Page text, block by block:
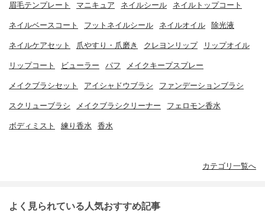
眉毛テンプレート マニキュア ネイルシール ネイルトップコート
ネイルベースコート フットネイルシール ネイルオイル 除光液
ネイルケアセット 爪やすり・爪磨き クレヨンリップ リップオイル
リップコート ビューラー パフ メイクキープスプレー
メイクブラシセット アイシャドウブラシ ファンデーションブラシ
スクリューブラシ メイクブラシクリーナー フェロモン香水
ボディミスト 練り香水 香水
カテゴリ一覧へ
よく見られている人気おすすめ記事